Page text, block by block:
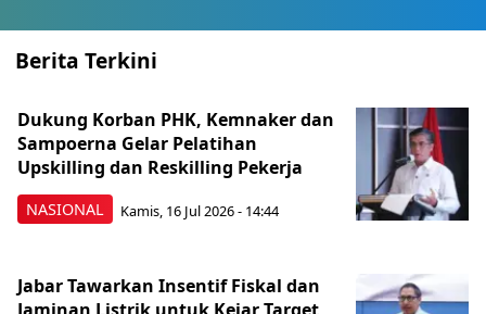
Berita Terkini
NASIONAL
Dukung Korban PHK, Kemnaker dan
Sampoerna Gelar Pelatihan
Upskilling dan Reskilling Pekerja
Kamis, 16 Jul 2026 - 14:44
Jabar Tawarkan Insentif Fiskal dan